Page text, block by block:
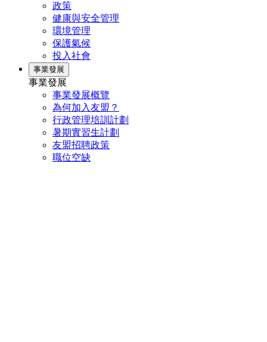
政策
健康與安全管理
環境管理
保護氣候
投入社會
事業發展
事業發展
事業發展概覽
為何加入友盟？
行政管理培訓計劃
暑期實習生計劃
友盟招聘政策
職位空缺